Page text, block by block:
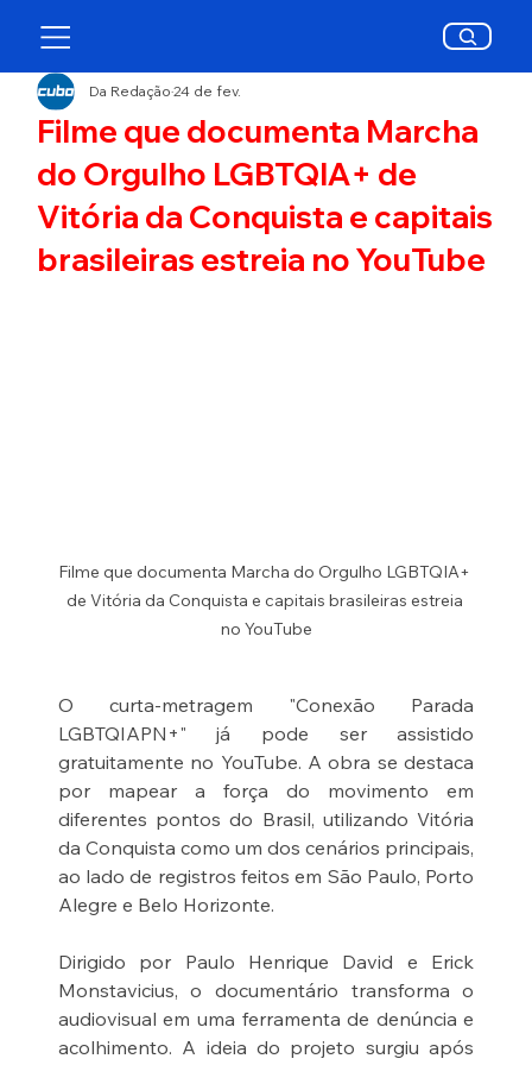
Filme que documenta Marcha
do Orgulho LGBTQIA+ de
Vitória da Conquista e capitais
brasileiras estreia no YouTube
Da Redação24 de fev.
Filme que documenta Marcha do Orgulho LGBTQIA+
de Vitória da Conquista e capitais brasileiras estreia
no YouTube
O curta-metragem "Conexão Parada
LGBTQIAPN+" já pode ser assistido
gratuitamente no YouTube. A obra se destaca
por mapear a força do movimento em
diferentes pontos do Brasil, utilizando Vitória
da Conquista como um dos cenários principais,
ao lado de registros feitos em São Paulo, Porto
Alegre e Belo Horizonte.
Dirigido por Paulo Henrique David e Erick
Monstavicius, o documentário transforma o
audiovisual em uma ferramenta de denúncia e
acolhimento. A ideia do projeto surgiu após